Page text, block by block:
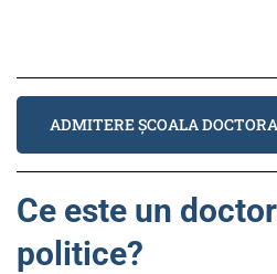
ADMITERE ȘCOALA
Ce este un
politice?